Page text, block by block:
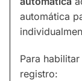
automática
Para
registro: